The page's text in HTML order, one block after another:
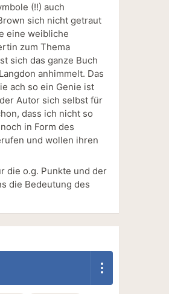
(!!) auch
sich nicht getraut
eine weibliche
zum Thema
sich das ganze Buch
anhimmelt. Das
ach so ein Genie ist
Autor sich selbst für
dass ich nicht so
in Form des
und wollen ihren
die o.g. Punkte und der
die Bedeutung des